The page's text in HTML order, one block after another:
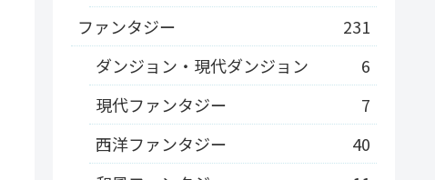
ファンタジー
231
ダンジョン・現代ダンジョン
6
現代ファンタジー
7
西洋ファンタジー
40